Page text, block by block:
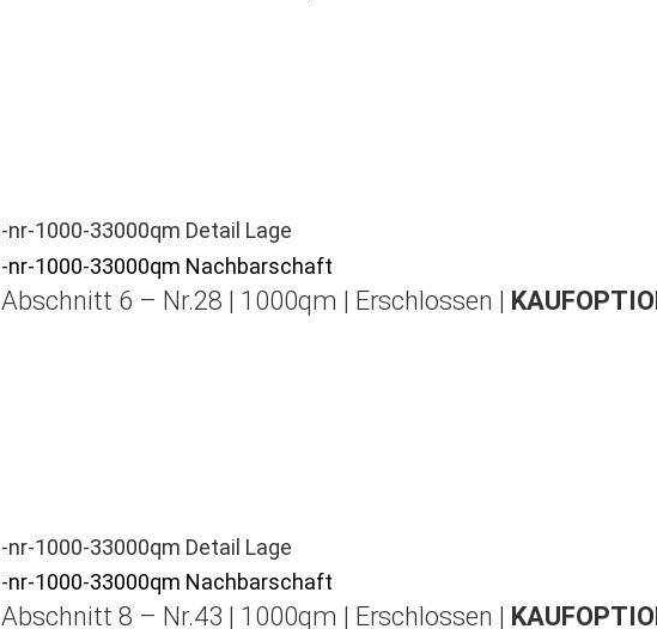
Abschnitt 6 – Nr.28 | 1000qm | Erschlossen |
Abschnitt 8 – Nr.43 | 1000qm | Erschlossen |